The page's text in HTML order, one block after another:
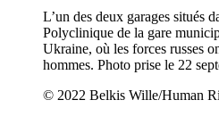
L’un des deux garages situés
Polyclinique de la gare
Ukraine, où les forces russes
hommes. Photo prise le 22
© 2022 Belkis Wille/Human